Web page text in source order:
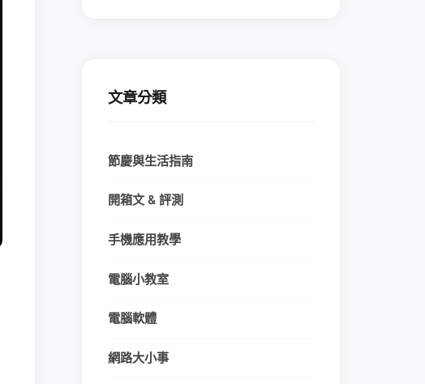
文章分類
節慶與生活指南
開箱文 & 評測
手機應用教學
電腦小教室
電腦軟體
網路大小事